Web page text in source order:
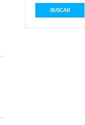
BUSCAR